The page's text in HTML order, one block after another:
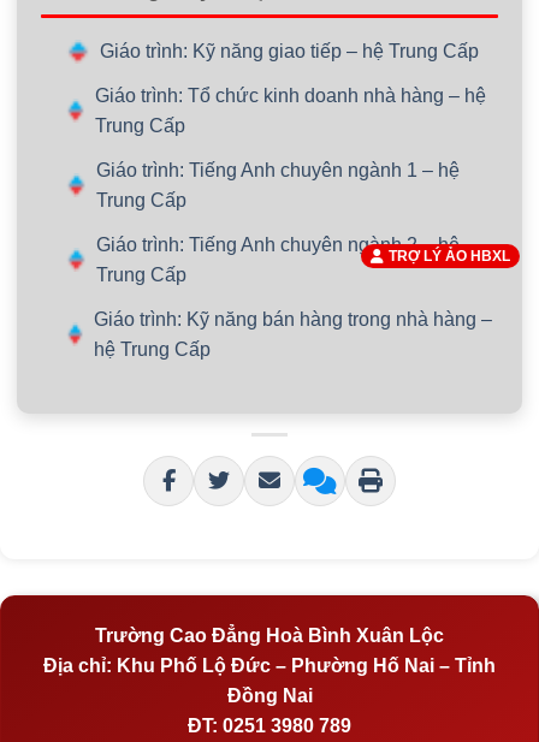
Giáo trình: Kỹ năng giao tiếp – hệ Trung Cấp
Giáo trình: Tổ chức kinh doanh nhà hàng – hệ
Trung Cấp
Giáo trình: Tiếng Anh chuyên ngành 1 – hệ
Trung Cấp
Giáo trình: Tiếng Anh chuyên ngành 2 – hệ
Trung Cấp
Giáo trình: Kỹ năng bán hàng trong nhà hàng –
hệ Trung Cấp
Trường Cao Đẳng Hoà Bình Xuân Lộc
Địa chỉ: Khu Phố Lộ Đức – Phường Hố Nai – Tỉnh
Đồng Nai
ĐT: 0251 3980 789
TRỢ LÝ ẢO HBXL